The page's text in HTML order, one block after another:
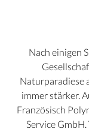
Nach einigen
Naturparadiese
immer stärker.
Französisch
Service